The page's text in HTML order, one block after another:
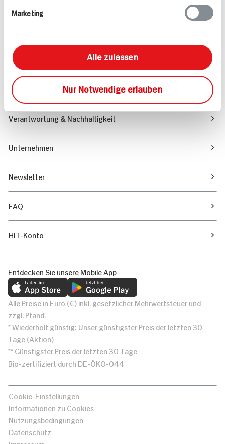
Marketing
Alle zulassen
Nur Notwendige erlauben
Marktfinder
Unser Magazin
Verantwortung & Nachhaltigkeit
Unternehmen
Newsletter
FAQ
HIT-Konto
Entdecken Sie unsere Mobile App
Alle Preise in Euro (€) inkl. gesetzlicher Mehrwertsteuer und
zzgl. Pfand.
* Wiederholt günstig: Unser günstigster Preis der letzten 30
Tage (Aktion)
** Günstigster Preis der letzten 30 Tage
Bio-zertifiziert durch DE-ÖKO-044
Cookie-Einstellungen
Informationen zu Cookies
Nutzungsbedingungen
Datenschutz